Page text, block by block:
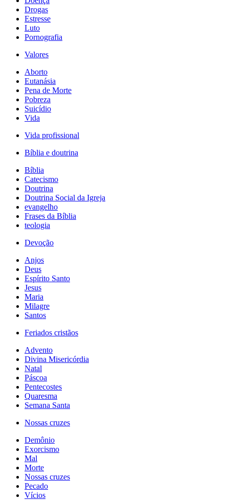
Drogas
Estresse
Luto
Pornografia
Valores
Aborto
Eutanásia
Pena de Morte
Pobreza
Suicídio
Vida
Vida profissional
Bíblia e doutrina
Bíblia
Catecismo
Doutrina
Doutrina Social da Igreja
evangelho
Frases da Bíblia
teologia
Devoção
Anjos
Deus
Espírito Santo
Jesus
Maria
Milagre
Santos
Feriados cristãos
Advento
Divina Misericórdia
Natal
Páscoa
Pentecostes
Quaresma
Semana Santa
Nossas cruzes
Demônio
Exorcismo
Mal
Morte
Nossas cruzes
Pecado
Vícios